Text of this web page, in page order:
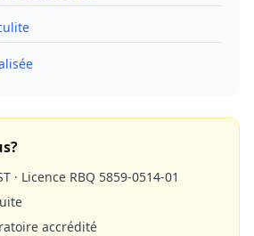
· Licence RBQ 5859-0514-01
accrédité